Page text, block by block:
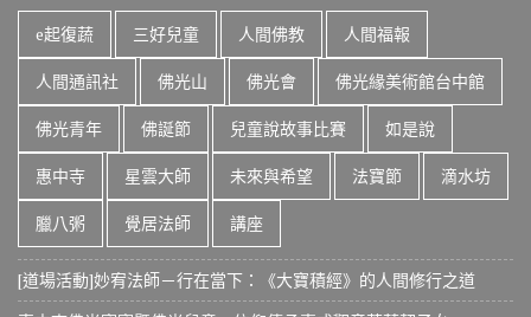
e起復蔬 三好兒童 人間佛教 人間福報
人間通訊社 佛光山 佛光會 佛光緣美術館台中館
佛光青年 佛誕節 兒童說故事比賽 如是說
惠中寺 星雲大師 未來與希望 法寶節 滴水坊
臘八粥 覺居法師 講座
[道場活動]妙宥法師－行在當下：《大寶積經》的人間修行之道